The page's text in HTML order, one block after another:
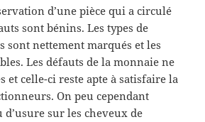
d’une pièce qui a circulé
sont bénins. Les types de
sont nettement marqués et les
Les défauts de la monnaie ne
et celle-ci reste apte à satisfaire la
On peu cependant
sur les cheveux de